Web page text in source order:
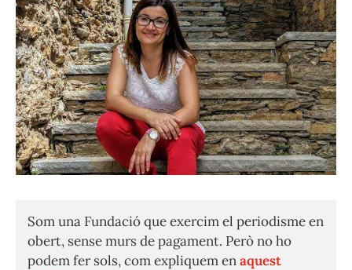
Som una Fundació que exercim el periodisme en
obert, sense murs de pagament. Però no ho
podem fer sols, com expliquem enaquest